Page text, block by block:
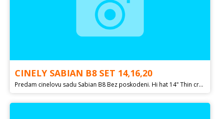
CINELY SABIAN B8 SET 14,16,20
Predam cinelovu sadu Sabian B8 Bez poskodeni. Hi hat 14" Thin crash 16" Ride 20" Puzdro v cene. Info mailom alebo telefonicky na